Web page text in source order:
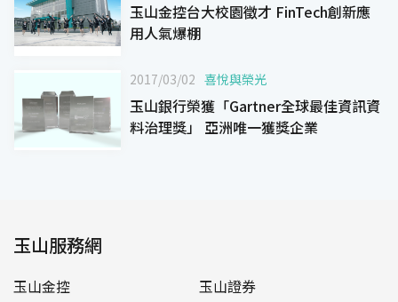
玉山金控台大校園徵才 FinTech創新應
用人氣爆棚
2017/03/02 喜悅與榮光
玉山銀行榮獲「Gartner全球最佳資訊資
料治理獎」 亞洲唯一獲獎企業
玉山服務網
玉山金控
玉山證券